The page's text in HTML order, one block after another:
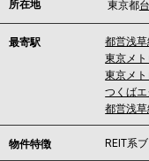
所在地 東京都
最寄駅 都営浅草
東京メ
東京メ
つくば
都営浅草
物件特徴 REIT系